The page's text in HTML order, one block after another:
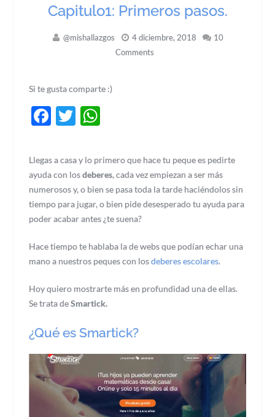
Capitulo1: Primeros pasos.
@mishallazgos 4 diciembre, 2018
10
Comments
Si te gusta comparte :)
Facebook
Twitter
Llegas a casa y lo primero que hace tu peque es pedirte
ayuda con losdeberes, cada vez empiezan a ser más
numerosos y, o bien se pasa toda la tarde haciéndolos sin
tiempo para jugar, o bien pide desesperado tu ayuda para
poder acabar antes ¿te suena?
Hace tiempo te hablaba la de webs que podían echar una
mano a nuestros peques con losdeberes escolares.
Hoy quiero mostrarte más en profundidad una de ellas.
Se trata deSmartick.
¿Qué es Smartick?